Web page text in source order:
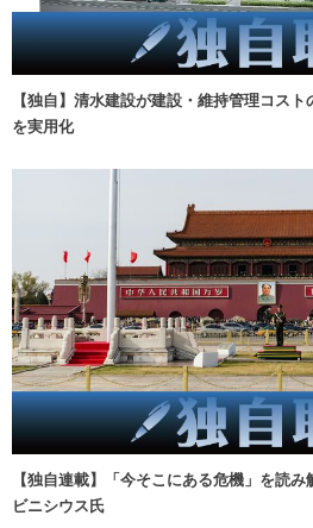
【独自】清水建設が建設・維持管理コス
を実用化
【独自連載】「今そこにある危機」を読
ビニシウス氏